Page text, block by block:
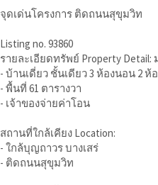
จุดเด่นโครงการ ติดถนนสุขุมวิท
Listing no. 93860
รายละเอียดทรัพย์ Property Detail:
- บ้านเดี่ยว ชั้นเดียว 3 ห้องนอน 2 ห้
- พื้นที่ 61 ตารางวา
- เจ้าของจ่ายค่าโอน
สถานที่ใกล้เคียง Location:
- ใกล้บุญถาวร บางเสร่
- ติดถนนสุขุมวิท